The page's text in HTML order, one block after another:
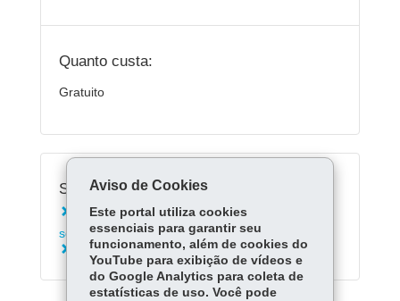
Quanto custa:
Gratuito
Serviços Relacionados:
Solicitar atendimento na rede de assistência
social do Paraná
Programa Energia Solidária
Aviso de Cookies
Este portal utiliza cookies
essenciais para garantir seu
funcionamento, além de cookies do
YouTube para exibição de vídeos e
do Google Analytics para coleta de
estatísticas de uso. Você pode